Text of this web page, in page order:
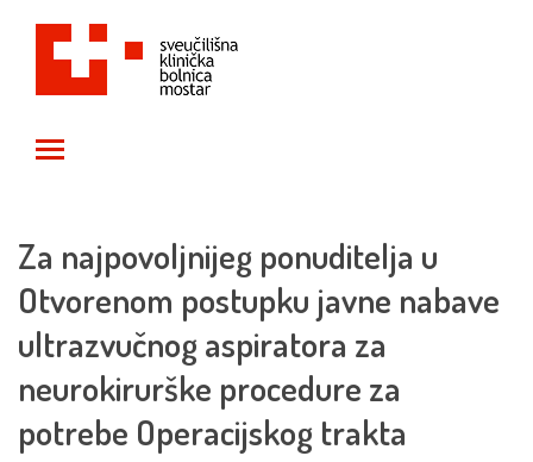
Za najpovoljnijeg ponuditelja u
Otvorenom postupku javne nabave
ultrazvučnog aspiratora za
neurokirurške procedure za
potrebe Operacijskog trakta